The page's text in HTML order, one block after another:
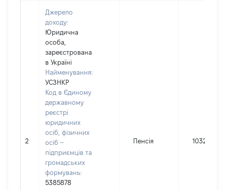
2
Джерело
доходу:
Юридична
особа,
зареєстрована
в Україні
Найменування:
УСЗНКР
Код в Єдиному
державному
реєстрі
юридичних
осіб, фізичних
осіб –
підприємців та
громадських
формувань:
5385878
Пенсія 10320